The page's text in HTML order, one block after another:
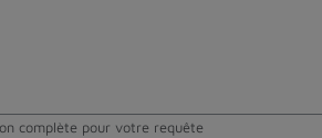
complète pour votre requête